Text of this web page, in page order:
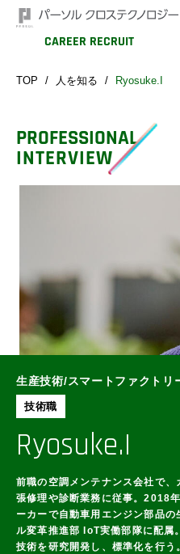
CAREER RECRUIT
TOP 人を知る Ryosuke.I
PROFESSIONAL
INTERVIEW
生産技術/スマートファクトリ
技術職
Ryosuke.I
前職の空調メンテナンス会社で
張修理や診断業務に従事。2018
ーカーで自動車用エンジン部品
ル変革推進部 IoT実働部隊に配属
技術を研究開発し、標準化を行う